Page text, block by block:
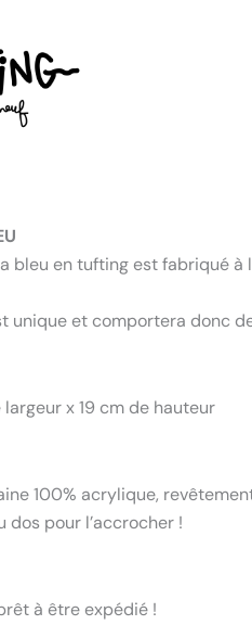
bleu en tufting est fabriqué
unique et comportera donc
largeur x 19 cm de hauteur
100% acrylique,
pour l’accrocher !
à être expédié !